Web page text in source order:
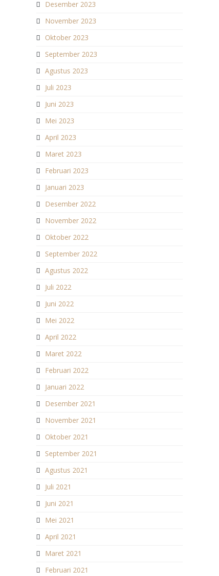
Desember 2023
November 2023
Oktober 2023
September 2023
Agustus 2023
Juli 2023
Juni 2023
Mei 2023
April 2023
Maret 2023
Februari 2023
Januari 2023
Desember 2022
November 2022
Oktober 2022
September 2022
Agustus 2022
Juli 2022
Juni 2022
Mei 2022
April 2022
Maret 2022
Februari 2022
Januari 2022
Desember 2021
November 2021
Oktober 2021
September 2021
Agustus 2021
Juli 2021
Juni 2021
Mei 2021
April 2021
Maret 2021
Februari 2021